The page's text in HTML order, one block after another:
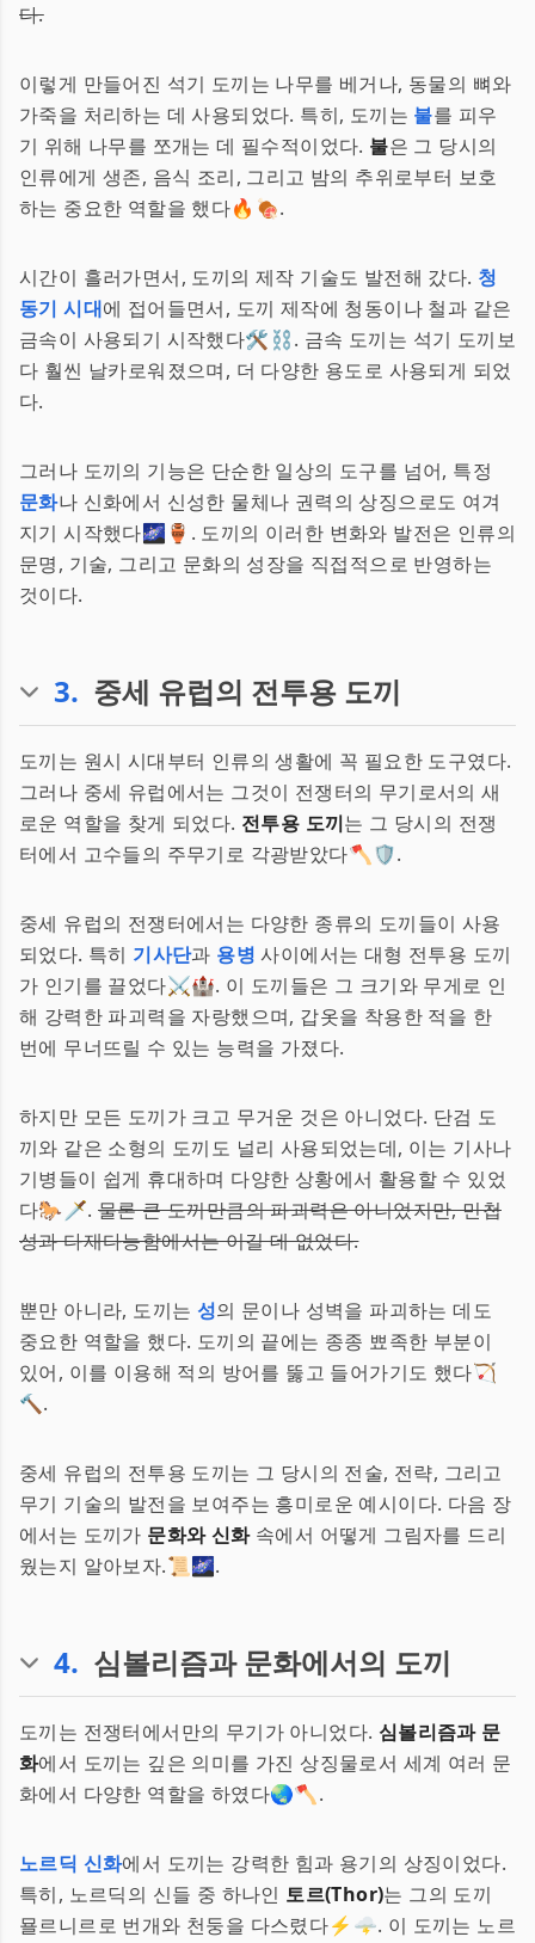
다.
이렇게 만들어진 석기 도끼는 나무를 베거나, 동물의 뼈와
가죽을 처리하는 데 사용되었다. 특히, 도끼는 불를 피우
기 위해 나무를 쪼개는 데 필수적이었다. 불은 그 당시의
인류에게 생존, 음식 조리, 그리고 밤의 추위로부터 보호
하는 중요한 역할을 했다🔥🍖.
시간이 흘러가면서, 도끼의 제작 기술도 발전해 갔다. 청
동기 시대에 접어들면서, 도끼 제작에 청동이나 철과 같은
금속이 사용되기 시작했다🛠️⛓️. 금속 도끼는 석기 도끼보
다 훨씬 날카로워졌으며, 더 다양한 용도로 사용되게 되었
다.
그러나 도끼의 기능은 단순한 일상의 도구를 넘어, 특정
문화나 신화에서 신성한 물체나 권력의 상징으로도 여겨
지기 시작했다🌌🏺. 도끼의 이러한 변화와 발전은 인류의
문명, 기술, 그리고 문화의 성장을 직접적으로 반영하는
것이다.
3. 중세 유럽의 전투용 도끼
도끼는 원시 시대부터 인류의 생활에 꼭 필요한 도구였다.
그러나 중세 유럽에서는 그것이 전쟁터의 무기로서의 새
로운 역할을 찾게 되었다. 전투용 도끼는 그 당시의 전쟁
터에서 고수들의 주무기로 각광받았다🪓🛡️.
중세 유럽의 전쟁터에서는 다양한 종류의 도끼들이 사용
되었다. 특히 기사단과 용병 사이에서는 대형 전투용 도끼
가 인기를 끌었다⚔️🏰. 이 도끼들은 그 크기와 무게로 인
해 강력한 파괴력을 자랑했으며, 갑옷을 착용한 적을 한
번에 무너뜨릴 수 있는 능력을 가졌다.
하지만 모든 도끼가 크고 무거운 것은 아니었다. 단검 도
끼와 같은 소형의 도끼도 널리 사용되었는데, 이는 기사나
기병들이 쉽게 휴대하며 다양한 상황에서 활용할 수 있었
다🐎🗡️. 물론 큰 도끼만큼의 파괴력은 아니었지만, 민첩
성과 다재다능함에서는 이길 데 없었다.
뿐만 아니라, 도끼는 성의 문이나 성벽을 파괴하는 데도
중요한 역할을 했다. 도끼의 끝에는 종종 뾰족한 부분이
있어, 이를 이용해 적의 방어를 뚫고 들어가기도 했다🏹
🔨.
중세 유럽의 전투용 도끼는 그 당시의 전술, 전략, 그리고
무기 기술의 발전을 보여주는 흥미로운 예시이다. 다음 장
에서는 도끼가 문화와 신화속에서 어떻게 그림자를 드리
웠는지 알아보자.📜🌌.
4. 심볼리즘과 문화에서의 도끼
도끼는 전쟁터에서만의 무기가 아니었다. 심볼리즘과 문
화에서 도끼는 깊은 의미를 가진 상징물로서 세계 여러 문
화에서 다양한 역할을 하였다🌏🪓.
노르딕 신화에서 도끼는 강력한 힘과 용기의 상징이었다.
특히, 노르딕의 신들 중 하나인 토르(Thor)는 그의 도끼
묠르니르로 번개와 천둥을 다스렸다⚡🌩️. 이 도끼는 노르